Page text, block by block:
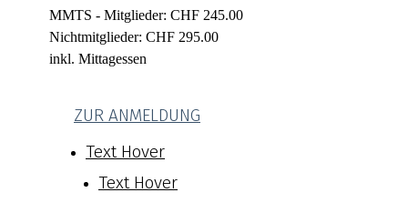
MMTS - Mitglieder: CHF 245.00
Nichtmitglieder: CHF 295.00
inkl. Mittagessen
ZUR ANMELDUNG
Text Hover
Text Hover